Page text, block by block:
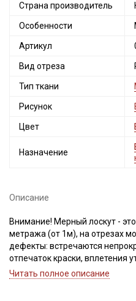
Страна производитель
Особенности
Артикул
Вид отреза
Тип ткани
Рисунок
Цвет
Назначение
Описание
Внимание! Мерный лоскут -
метража (от 1м), на отрезах
дефекты: встречаются
отпечаток краски, вплетения
утолщениях, разряженность
Читать полное описание
Секретная рассылка
Мы публикуем
промокоды и
Электронная почта
Ознакомлен(а) с
данных
ДаюСогласие на
информационных рассылок